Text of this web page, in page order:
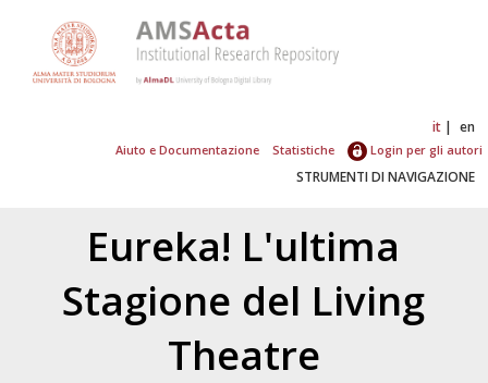
it en
Aiuto e Documentazione Statistiche Login per gli autori
STRUMENTI DI NAVIGAZIONE
Eureka! L'ultima
Stagione del Living
Theatre